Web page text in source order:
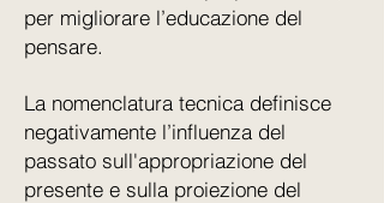
per migliorare l’educazione del
pensare.
La nomenclatura tecnica definisce
negativamente l’influenza del
passato sull'appropriazione del
presente e sulla proiezione del